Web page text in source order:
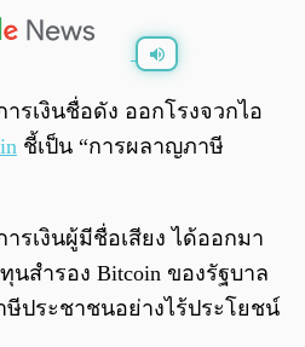
0:00 0:00
ารเงินชื่อดัง ออกโรงจวกไอ
ชี้เป็น “การผลาญภาษี
ารเงินผู้มีชื่อเสียง ได้ออกมา
สำรอง Bitcoin ของรัฐบาล
ษีประชาชนอย่างไร้ประโยชน์